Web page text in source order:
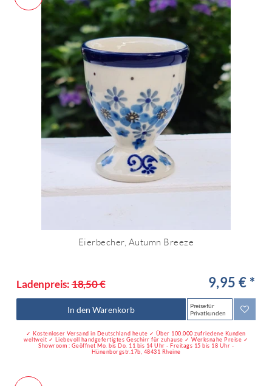
Eierbecher, Autumn Breeze
Ladenpreis:18,50 € 9,95 € *
In den Warenkorb
Preise für
Privatkunden
✓ Kostenloser Versand in Deutschland heute ✓ Über 100.000 zufriedene Kunden
weltweit ✓ Liebevoll handgefertigtes Geschirr für zuhause ✓ Werksnahe Preise ✓
Showroom : Geöffnet Mo. bis Do. 11 bis 14 Uhr - Freitags 15 bis 18 Uhr -
Hünenborgstr.17b, 48431 Rheine